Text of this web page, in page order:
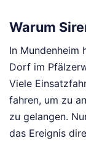
Warum
In Mundenheim
Dorf im
Viele
fahren, um zu
zu gelangen.
das Ereignis